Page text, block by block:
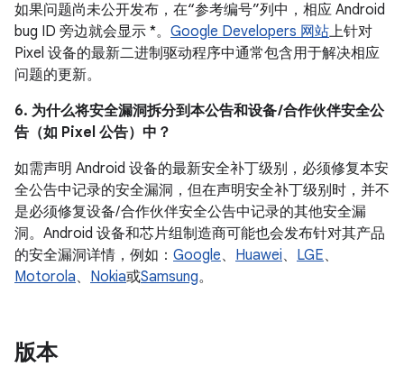
如果问题尚未公开发布，在“参考编号”列中，相应 Android
bug ID 旁边就会显示 *。 Google Developers 网站上针对
Pixel 设备的最新二进制驱动程序中通常包含用于解决相应
问题的更新。
6. 为什么将安全漏洞拆分到本公告和设备 /合作伙伴安全公
告（如 Pixel 公告）中？
如需声明 Android 设备的最新安全补丁级别，必须修复本安
全公告中记录的安全漏洞，但在声明安全补丁级别时，并不
是必须修复设备/ 合作伙伴安全公告中记录的其他安全漏
洞。Android 设备和芯片组制造商可能也会发布针对其产品
的安全漏洞详情，例如： Google、 Huawei、 LGE、
Motorola、 Nokia或Samsung。
版本